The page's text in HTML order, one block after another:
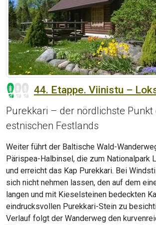
44. Etappe. Viinistu –
Purekkari – der nördlichste Punkt
estnischen Festlands
Weiter führt der Baltische Wald-
Pärispea-Halbinsel, die zum Nationalpark
und erreicht das Kap Purekkari. Bei
sich nicht nehmen lassen, den auf dem
langen und mit Kieselsteinen bedeckten
eindrucksvollen Purekkari-Stein zu
Verlauf folgt der Wanderweg den